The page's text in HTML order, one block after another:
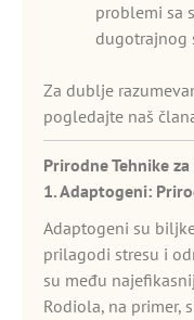
problemi sa
dugotrajnog
Za dublje
pogledajte naš
Prirodne Tehnike
1. Adaptogeni:
Adaptogeni su
prilagodi stresu i
su među
Rodiola, na primer,